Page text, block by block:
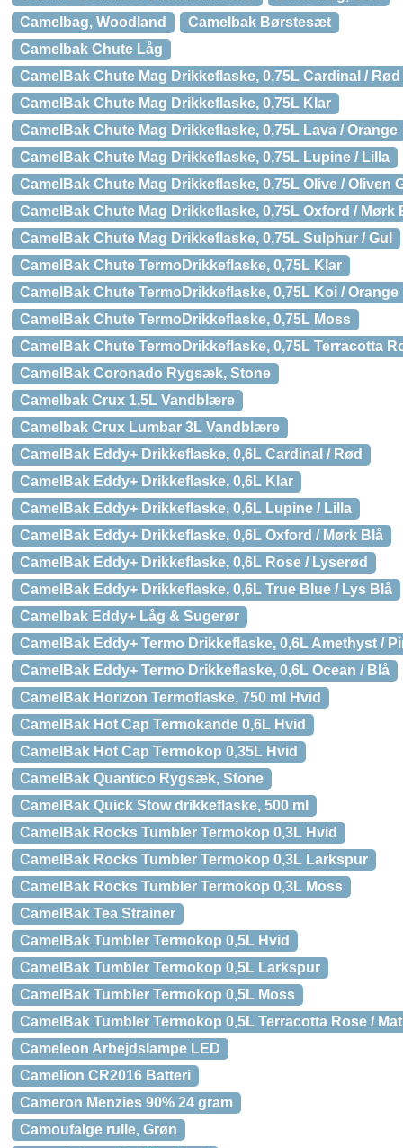
Camelbag, Woodland
Camelbak Børstesæt
Camelbak Chute Låg
CamelBak Chute Mag Drikkeflaske, 0,75L Cardinal / Rød
CamelBak Chute Mag Drikkeflaske, 0,75L Klar
CamelBak Chute Mag Drikkeflaske, 0,75L Lava / Orange
CamelBak Chute Mag Drikkeflaske, 0,75L Lupine / Lilla
CamelBak Chute Mag Drikkeflaske, 0,75L Olive / Oliven
CamelBak Chute Mag Drikkeflaske, 0,75L Oxford / Mørk
CamelBak Chute Mag Drikkeflaske, 0,75L Sulphur / Gul
CamelBak Chute TermoDrikkeflaske, 0,75L Klar
CamelBak Chute TermoDrikkeflaske, 0,75L Koi / Orange
CamelBak Chute TermoDrikkeflaske, 0,75L Moss
CamelBak Chute TermoDrikkeflaske, 0,75L Terracotta
CamelBak Coronado Rygsæk, Stone
Camelbak Crux 1,5L Vandblære
Camelbak Crux Lumbar 3L Vandblære
CamelBak Eddy+ Drikkeflaske, 0,6L Cardinal / Rød
CamelBak Eddy+ Drikkeflaske, 0,6L Klar
CamelBak Eddy+ Drikkeflaske, 0,6L Lupine / Lilla
CamelBak Eddy+ Drikkeflaske, 0,6L Oxford / Mørk Blå
CamelBak Eddy+ Drikkeflaske, 0,6L Rose / Lyserød
CamelBak Eddy+ Drikkeflaske, 0,6L True Blue / Lys Blå
Camelbak Eddy+ Låg & Sugerør
CamelBak Eddy+ Termo Drikkeflaske, 0,6L Amethyst /
CamelBak Eddy+ Termo Drikkeflaske, 0,6L Ocean / Blå
CamelBak Horizon Termoflaske, 750 ml Hvid
CamelBak Hot Cap Termokande 0,6L Hvid
CamelBak Hot Cap Termokop 0,35L Hvid
CamelBak Quantico Rygsæk, Stone
CamelBak Quick Stow drikkeflaske, 500 ml
CamelBak Rocks Tumbler Termokop 0,3L Hvid
CamelBak Rocks Tumbler Termokop 0,3L Larkspur
CamelBak Rocks Tumbler Termokop 0,3L Moss
CamelBak Tea Strainer
CamelBak Tumbler Termokop 0,5L Hvid
CamelBak Tumbler Termokop 0,5L Larkspur
CamelBak Tumbler Termokop 0,5L Moss
CamelBak Tumbler Termokop 0,5L Terracotta Rose /
Cameleon Arbejdslampe LED
Camelion CR2016 Batteri
Cameron Menzies 90% 24 gram
Camoufalge rulle, Grøn